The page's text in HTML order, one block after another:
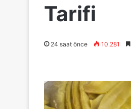
Tarifi
24 saat önce 10.281